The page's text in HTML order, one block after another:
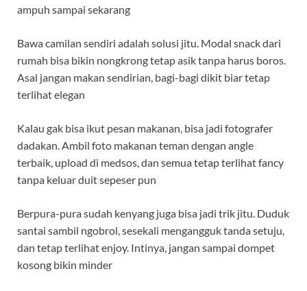
ampuh sampai sekarang
Bawa camilan sendiri adalah solusi jitu. Modal snack dari
rumah bisa bikin nongkrong tetap asik tanpa harus boros.
Asal jangan makan sendirian, bagi-bagi dikit biar tetap
terlihat elegan
Kalau gak bisa ikut pesan makanan, bisa jadi fotografer
dadakan. Ambil foto makanan teman dengan angle
terbaik, upload di medsos, dan semua tetap terlihat fancy
tanpa keluar duit sepeser pun
Berpura-pura sudah kenyang juga bisa jadi trik jitu. Duduk
santai sambil ngobrol, sesekali mengangguk tanda setuju,
dan tetap terlihat enjoy. Intinya, jangan sampai dompet
kosong bikin minder